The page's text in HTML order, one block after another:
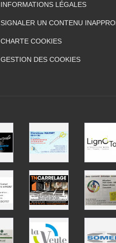
INFORMATIONS LÉGALES
SIGNALER UN CONTENU
CHARTE COOKIES
GESTION DES COOKIES